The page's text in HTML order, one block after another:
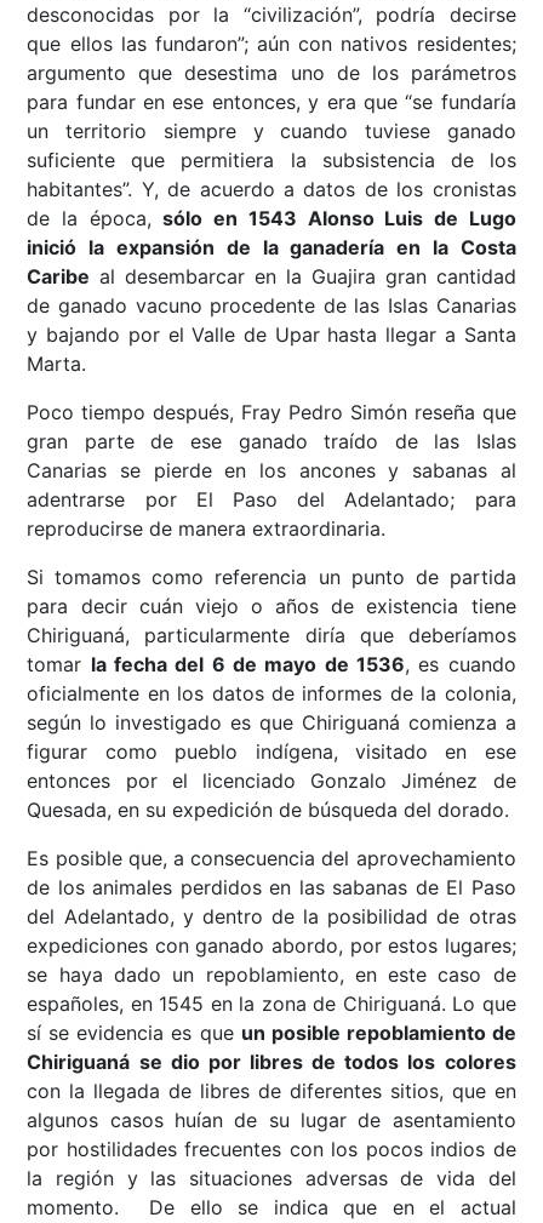
desconocidas por la “civilización”, podría decirse
que ellos las fundaron”; aún con nativos residentes;
argumento que desestima uno de los parámetros
para fundar en ese entonces, y era que “se fundaría
un territorio siempre y cuando tuviese ganado
suficiente que permitiera la subsistencia de los
habitantes”. Y, de acuerdo a datos de los cronistas
de la época,sólo en 1543 Alonso Luis de Lugo
inició la expansión de la ganadería en la Costa
Caribe al desembarcar en la Guajira gran cantidad
de ganado vacuno procedente de las Islas Canarias
y bajando por el Valle de Upar hasta llegar a Santa
Marta.
Poco tiempo después, Fray Pedro Simón reseña que
gran parte de ese ganado traído de las Islas
Canarias se pierde en los ancones y sabanas al
adentrarse por El Paso del Adelantado; para
reproducirse de manera extraordinaria.
Si tomamos como referencia un punto de partida
para decir cuán viejo o años de existencia tiene
Chiriguaná, particularmente diría que deberíamos
tomar la fecha del 6 de mayo de 1536, es cuando
oficialmente en los datos de informes de la colonia,
según lo investigado es que Chiriguaná comienza a
figurar como pueblo indígena, visitado en ese
entonces por el licenciado Gonzalo Jiménez de
Quesada, en su expedición de búsqueda del dorado.
Es posible que, a consecuencia del aprovechamiento
de los animales perdidos en las sabanas de El Paso
del Adelantado, y dentro de la posibilidad de otras
expediciones con ganado abordo, por estos lugares;
se haya dado un repoblamiento, en este caso de
españoles, en 1545 en la zona de Chiriguaná. Lo que
sí se evidencia es que un posible repoblamiento de
Chiriguaná se dio por libres de todos los colores
con la llegada de libres de diferentes sitios, que en
algunos casos huían de su lugar de asentamiento
por hostilidades frecuentes con los pocos indios de
la región y las situaciones adversas de vida del
momento. De ello se indica que en el actual